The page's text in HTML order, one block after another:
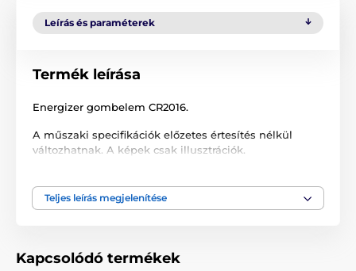
Leírás és paraméterek
Termék leírása
Energizer gombelem CR2016.
A műszaki specifikációk előzetes értesítés nélkül
változhatnak. A képek csak illusztrációk.
A termék a következő kategóriákba sorolt
Tartozékok ugatásgátló nyakörvek
Teljes leírás megjelenítése
Kapcsolódó termékek